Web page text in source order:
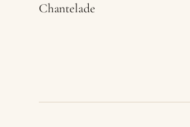
Chantelade